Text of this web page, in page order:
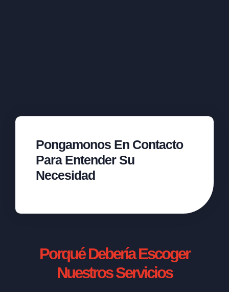
Pongamonos En Contacto
Para Entender Su
Necesidad
Porqué Debería Escoger
Nuestros Servicios